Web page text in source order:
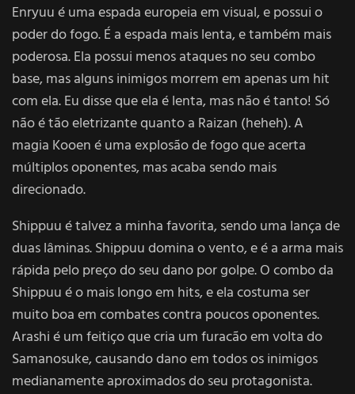
Enryuu é uma espada europeia em visual, e possui o
poder do fogo. É a espada mais lenta, e também mais
poderosa. Ela possui menos ataques no seu combo
base, mas alguns inimigos morrem em apenas um hit
com ela. Eu disse que ela é lenta, mas não é tanto! Só
não é tão eletrizante quanto a Raizan (heheh). A
magia Kooen é uma explosão de fogo que acerta
múltiplos oponentes, mas acaba sendo mais
direcionado.
Shippuu é talvez a minha favorita, sendo uma lança de
duas lâminas. Shippuu domina o vento, e é a arma mais
rápida pelo preço do seu dano por golpe. O combo da
Shippuu é o mais longo em hits, e ela costuma ser
muito boa em combates contra poucos oponentes.
Arashi é um feitiço que cria um furacão em volta do
Samanosuke, causando dano em todos os inimigos
medianamente aproximados do seu protagonista.